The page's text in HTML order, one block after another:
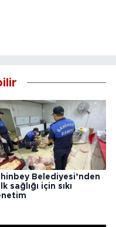
Belediyesi’nden
sağlığı için sıkı